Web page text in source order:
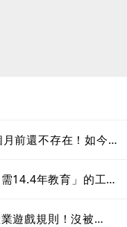
前還不存在！如今年
14.4年教育」的工
遊戲規則！沒被